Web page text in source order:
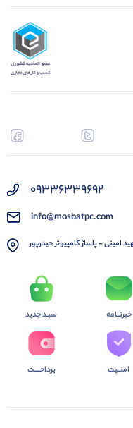
09336339692
info@mosbatpc.com
امینی - پاساژ کامپیوتر حیدرپور
خبرنــامه
امنــیت
سبـد جدید
پرداخــــت